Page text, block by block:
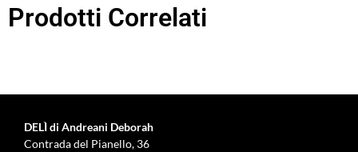
Prodotti Correlati
DELÌ di Andreani Deborah
Contrada del Pianello, 36